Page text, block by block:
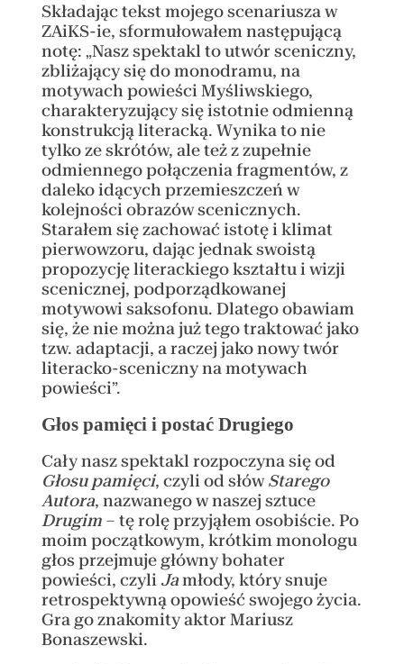
Składając tekst mojego scenariusza w
ZAiKS-ie, sformułowałem następującą
notę: „Nasz spektakl to utwór sceniczny,
zbliżający się do monodramu, na
motywach powieści Myśliwskiego,
charakteryzujący się istotnie odmienną
konstrukcją literacką. Wynika to nie
tylko ze skrótów, ale też z zupełnie
odmiennego połączenia fragmentów, z
daleko idących przemieszczeń w
kolejności obrazów scenicznych.
Starałem się zachować istotę i klimat
pierwowzoru, dając jednak swoistą
propozycję literackiego kształtu i wizji
scenicznej, podporządkowanej
motywowi saksofonu. Dlatego obawiam
się, że nie można już tego traktować jako
tzw. adaptacji, a raczej jako nowy twór
literacko-sceniczny na motywach
powieści”.
Głos pamięci i postać Drugiego
Cały nasz spektakl rozpoczyna się od
Głosu pamięci, czyli od słów Starego
Autora, nazwanego w naszej sztuce
Drugim – tę rolę przyjąłem osobiście. Po
moim początkowym, krótkim monologu
głos przejmuje główny bohater
powieści, czyli Jamłody, który snuje
retrospektywną opowieść swojego życia.
Gra go znakomity aktor Mariusz
Bonaszewski.